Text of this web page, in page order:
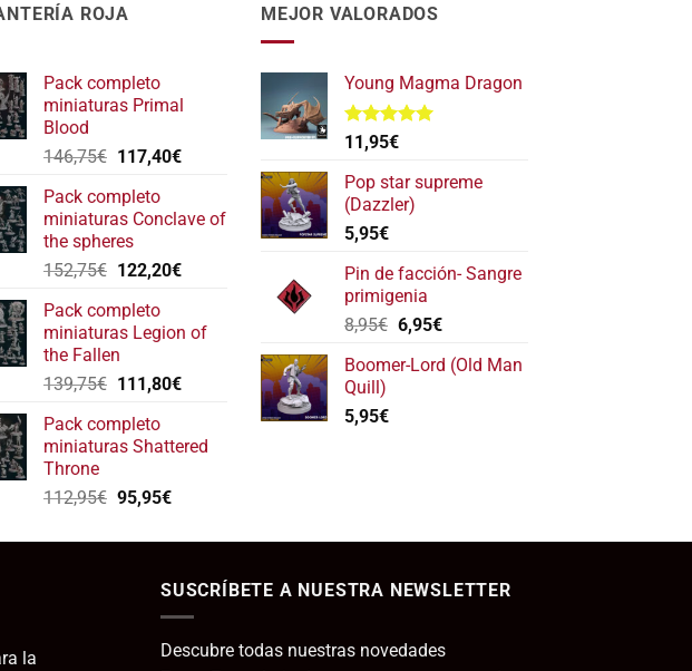
ROJA
Pack completo
miniaturas Primal
Blood
146,75€ El
original
era:
146,75€.
117,40€El
es:
Pack completo
miniaturas Conclave of
the spheres
152,75€ El
original
era:
152,75€.
122,20€El
es:
Pack completo
miniaturas Legion of
the Fallen
139,75€ El
original
era:
111,80€El
es:
Pack completo
miniaturas Shattered
Throne
112,95€ El
original
112,95€.
95,95€El
actual
95,95€.
MEJOR VALORADOS
Young Magma Dragon
Valorado
con
de 5
11,95€
Pop star supreme
(Dazzler)
5,95€
Pin de facción- Sangre
primigenia
8,95€ El
original
6,95€El
actual
Boomer-Lord (Old Man
Quill)
5,95€
la
SUSCRÍBETE A NUESTRA NEWSLETTER
Descubre todas nuestras novedades